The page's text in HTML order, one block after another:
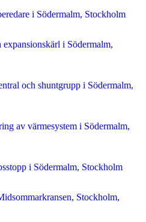
i Södermalm, Stockholm
i Södermalm,
och shuntgrupp i Södermalm,
av värmesystem i Södermalm,
i Södermalm, Stockholm
Stockholm,